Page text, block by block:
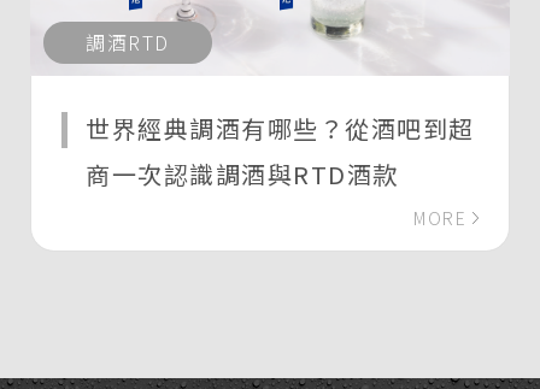
調酒RTD
世界經典調酒有哪些？從酒吧到超
商一次認識調酒與RTD酒款
MORE